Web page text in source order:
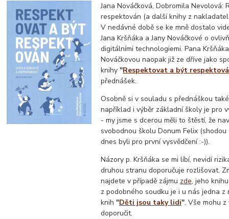
Jana Nováčková, Dobromila Nevolová:
respektován (a další knihy z
V nedávné době se ke mně dostalo
Jana Kršňáka a Jany Nováčkové o
digitálními technologiemi. Pana
Nováčkovou naopak již ze dříve jako
knihy"Respektovat a být
přednášek.
Osobně si v souladu s přednáškou
například i výběr základní školy je pro
- my jsme s dcerou měli to štěstí, že
svobodnou školu Donum Felix
dnes byli pro první vysvědčení :-)).
Názory p. Kršňáka se mi líbí, nevidí
druhou stranu doporučuje rozlišovat.
najdete v případě zájmu zde, jeho
z podobného soudku je i u nás jedna z
knih"Děti jsou taky lidi". Vše mohu
doporučit.